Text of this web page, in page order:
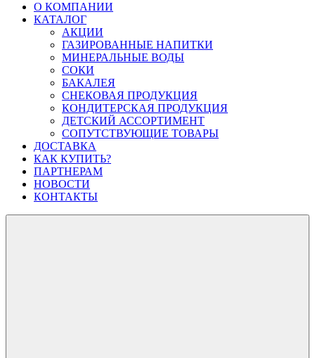
О КОМПАНИИ
КАТАЛОГ
АКЦИИ
ГАЗИРОВАННЫЕ НАПИТКИ
МИНЕРАЛЬНЫЕ ВОДЫ
СОКИ
БАКАЛЕЯ
СНЕКОВАЯ ПРОДУКЦИЯ
КОНДИТЕРСКАЯ ПРОДУКЦИЯ
ДЕТСКИЙ АССОРТИМЕНТ
СОПУТСТВУЮЩИЕ ТОВАРЫ
ДОСТАВКА
КАК КУПИТЬ?
ПАРТНЕРАМ
НОВОСТИ
КОНТАКТЫ